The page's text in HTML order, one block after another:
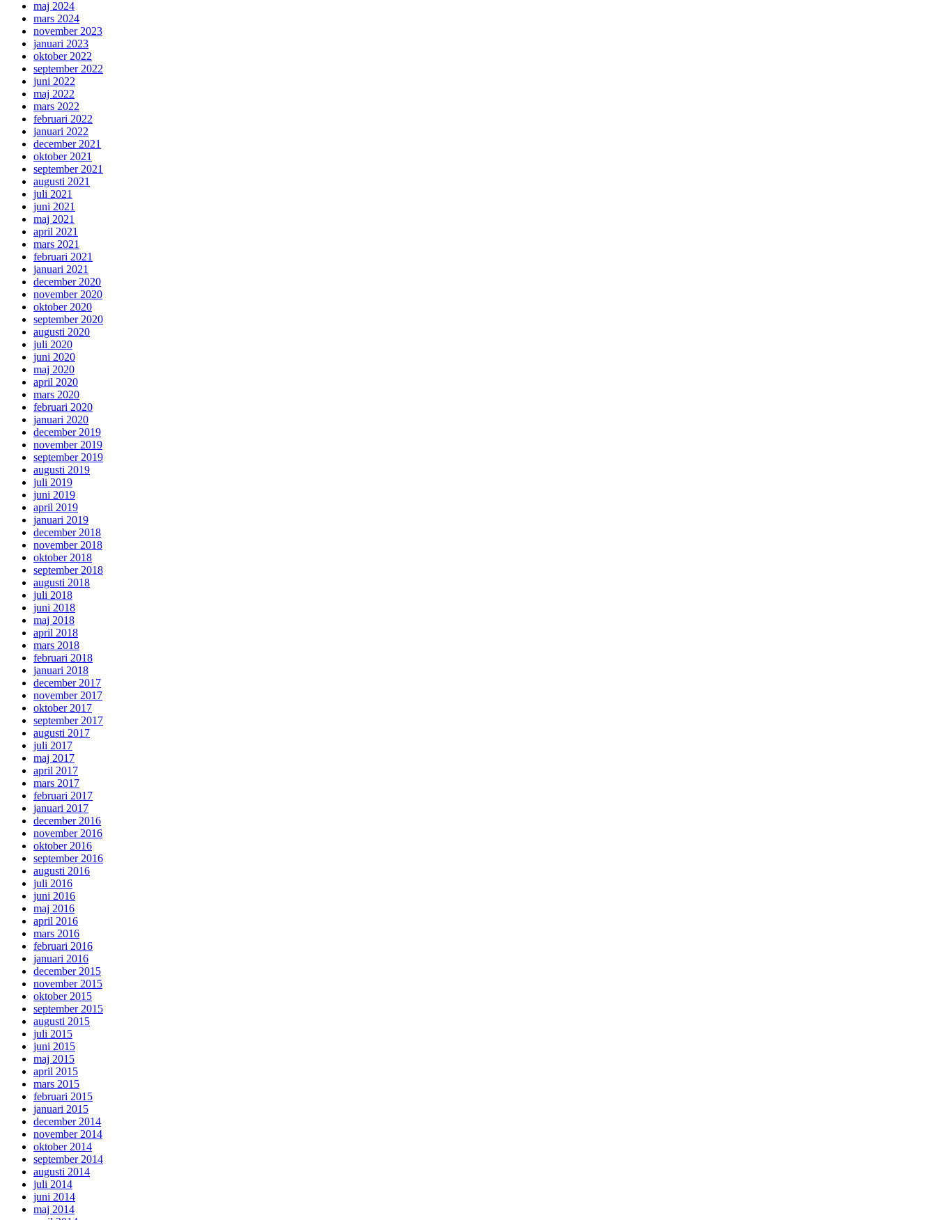
maj 2024
mars 2024
november 2023
januari 2023
oktober 2022
september 2022
juni 2022
maj 2022
mars 2022
februari 2022
januari 2022
december 2021
oktober 2021
september 2021
augusti 2021
juli 2021
juni 2021
maj 2021
april 2021
mars 2021
februari 2021
januari 2021
december 2020
november 2020
oktober 2020
september 2020
augusti 2020
juli 2020
juni 2020
maj 2020
april 2020
mars 2020
februari 2020
januari 2020
december 2019
november 2019
september 2019
augusti 2019
juli 2019
juni 2019
april 2019
januari 2019
december 2018
november 2018
oktober 2018
september 2018
augusti 2018
juli 2018
juni 2018
maj 2018
april 2018
mars 2018
februari 2018
januari 2018
december 2017
november 2017
oktober 2017
september 2017
augusti 2017
juli 2017
maj 2017
april 2017
mars 2017
februari 2017
januari 2017
december 2016
november 2016
oktober 2016
september 2016
augusti 2016
juli 2016
juni 2016
maj 2016
april 2016
mars 2016
februari 2016
januari 2016
december 2015
november 2015
oktober 2015
september 2015
augusti 2015
juli 2015
juni 2015
maj 2015
april 2015
mars 2015
februari 2015
januari 2015
december 2014
november 2014
oktober 2014
september 2014
augusti 2014
juli 2014
juni 2014
maj 2014